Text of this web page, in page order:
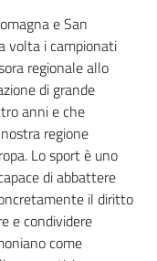
e San
volta i campionati
regionale allo
di grande
anni e che
regione
Lo sport è uno
di abbattere
il diritto
e condividere
come